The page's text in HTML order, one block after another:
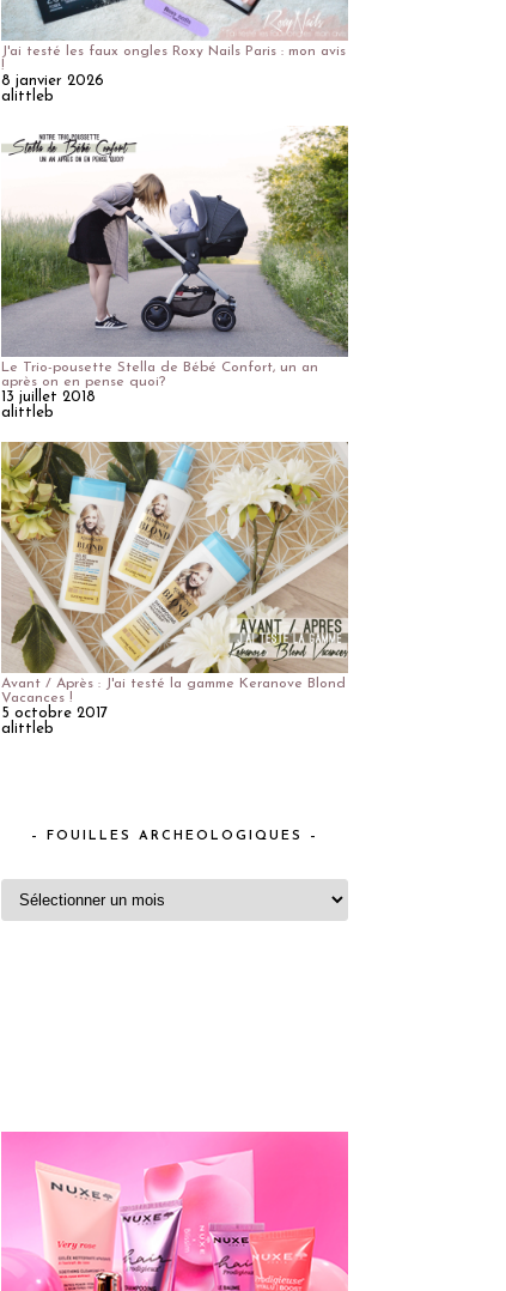
J'ai testé les faux ongles Roxy Nails Paris : mon avis
!
8 janvier 2026
alittleb
Le Trio-pousette Stella de Bébé Confort, un an
après on en pense quoi?
13 juillet 2018
alittleb
Avant / Après : J'ai testé la gamme Keranove Blond
Vacances !
5 octobre 2017
alittleb
– FOUILLES ARCHEOLOGIQUES –